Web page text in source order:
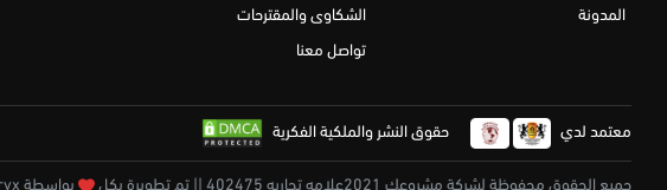
المدونة
الشكاوى والمقترحات
تواصل معنا
معتمد لدي حقوق النشر والملكية الفكرية
جميع الحقوق محفوظة لشركة مشروعك 2021علامه تجاريه 402475 || تم تطويرة بكل بواسطة WeOryx